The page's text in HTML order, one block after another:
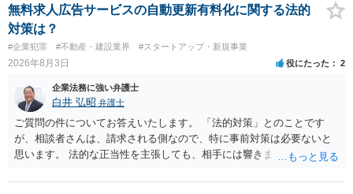
の弁護士に変更するのが通常でしょう。それでも、担当弁護士を変え
てくれない場合は、他の弁護士の担当案件が一般で担当を変えられな
いなどの事情があるかと思います。 担当弁護士が変わらず、仕事内容
も改善されない場合には、決済権限を持つ上司に相談し、顧問契約自
体を見直すのが一番かと思います。
無料求人広告サービスの自動更新有料化に関する法的
対策は？
#企業犯罪 #不動産・建設業界 #スタートアップ・新規事業
2026年8月3日 役にたった 2
企業法務に強い弁護士
白井 弘昭 弁護士
ご質問の件についてお答えいたします。 「法的対策」とのことです
が、相談者さんは、請求される側なので、特に事前対策は必要ないと
思います。 法的な正当性を主張しても、相手には響きません。そもそ
的手段として裁判（おそらく少額訴訟）をするかどうかの問題ですの